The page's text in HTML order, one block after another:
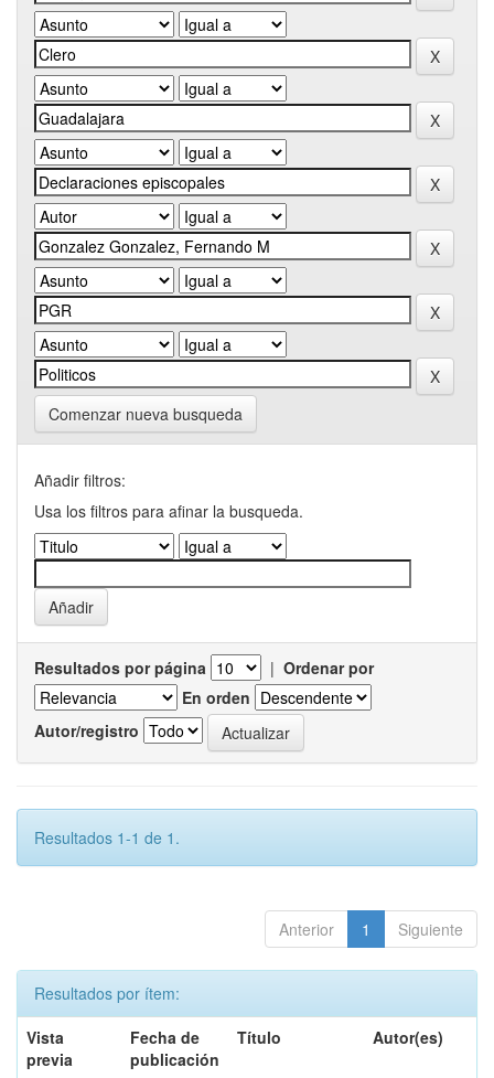
Comenzar nueva busqueda
Añadir filtros:
Usa los filtros para afinar la busqueda.
Resultados por página | Ordenar por
En orden
Autor/registro
Resultados 1-1 de 1.
Anterior 1 Siguiente
Resultados por ítem:
Vista
previa
Fecha de
publicación
Título Autor(es)